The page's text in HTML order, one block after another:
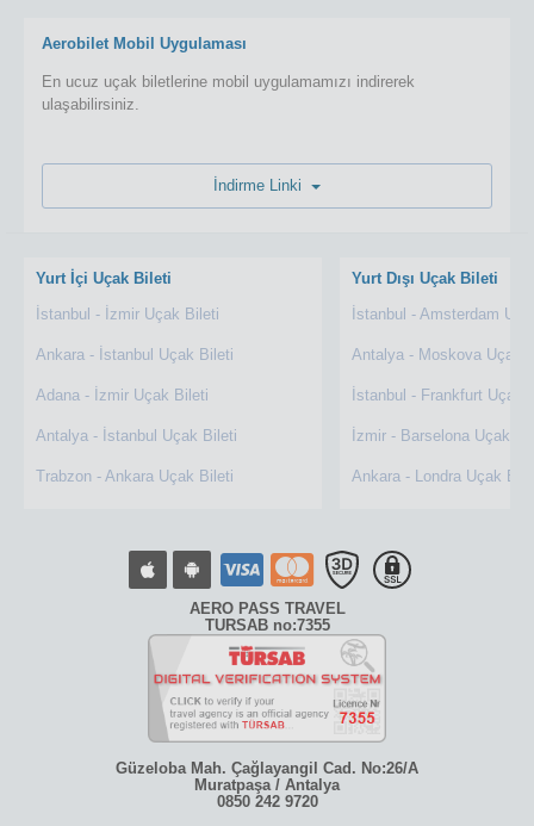
Aerobilet Mobil Uygulaması
En ucuz uçak biletlerine mobil uygulamamızı indirerek
ulaşabilirsiniz.
Yurt İçi Uçak Bileti
İstanbul - İzmir Uçak Bileti
Ankara - İstanbul Uçak Bileti
Adana - İzmir Uçak Bileti
Antalya - İstanbul Uçak Bileti
Trabzon - Ankara Uçak Bileti
Yurt Dışı Uçak Bileti
İstanbul - Amsterdam
Antalya - Moskova Uçak
İstanbul - Frankfurt Uçak
İzmir - Barselona Uçak
Ankara - Londra Uçak
AERO PASS TRAVEL
TURSAB no:7355
Güzeloba Mah. Çağlayangil Cad. No:26/A
Muratpaşa / Antalya
0850 242 9720